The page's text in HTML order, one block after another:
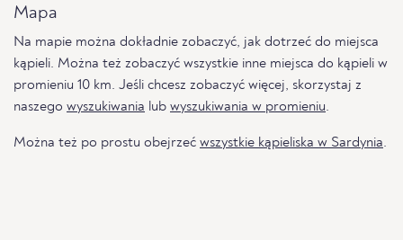
Mapa
Na mapie można dokładnie zobaczyć, jak dotrzeć do miejsca
kąpieli. Można też zobaczyć wszystkie inne miejsca do kąpieli w
promieniu 10 km. Jeśli chcesz zobaczyć więcej, skorzystaj z
naszego wyszukiwania lub wyszukiwania w promieniu.
Można też po prostu obejrzeć wszystkie kąpieliska w Sardynia.